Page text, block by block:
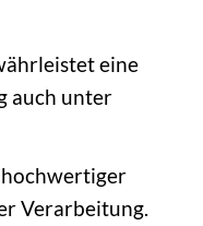
eine
auch unter
Verarbeitung.